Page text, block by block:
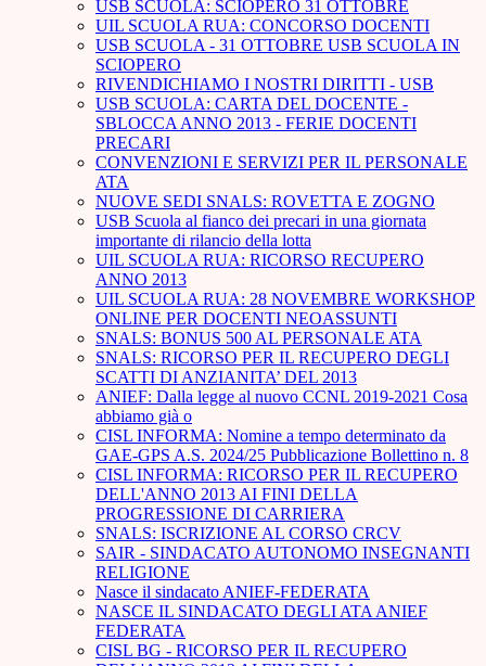
USB SCUOLA: SCIOPERO 31 OTTOBRE
UIL SCUOLA RUA: CONCORSO DOCENTI
USB SCUOLA - 31 OTTOBRE USB SCUOLA IN
SCIOPERO
RIVENDICHIAMO I NOSTRI DIRITTI - USB
USB SCUOLA: CARTA DEL DOCENTE -
SBLOCCA ANNO 2013 - FERIE DOCENTI
PRECARI
CONVENZIONI E SERVIZI PER IL PERSONALE
ATA
NUOVE SEDI SNALS: ROVETTA E ZOGNO
USB Scuola al fianco dei precari in una giornata
importante di rilancio della lotta
UIL SCUOLA RUA: RICORSO RECUPERO
ANNO 2013
UIL SCUOLA RUA: 28 NOVEMBRE WORKSHOP
ONLINE PER DOCENTI NEOASSUNTI
SNALS: BONUS 500 AL PERSONALE ATA
SNALS: RICORSO PER IL RECUPERO DEGLI
SCATTI DI ANZIANITA’ DEL 2013
ANIEF: Dalla legge al nuovo CCNL 2019-2021 Cosa
abbiamo già o
CISL INFORMA: Nomine a tempo determinato da
GAE-GPS A.S. 2024/25 Pubblicazione Bollettino n. 8
CISL INFORMA: RICORSO PER IL RECUPERO
DELL'ANNO 2013 AI FINI DELLA
PROGRESSIONE DI CARRIERA
SNALS: ISCRIZIONE AL CORSO CRCV
SAIR - SINDACATO AUTONOMO INSEGNANTI
RELIGIONE
Nasce il sindacato ANIEF-FEDERATA
NASCE IL SINDACATO DEGLI ATA ANIEF
FEDERATA
CISL BG - RICORSO PER IL RECUPERO